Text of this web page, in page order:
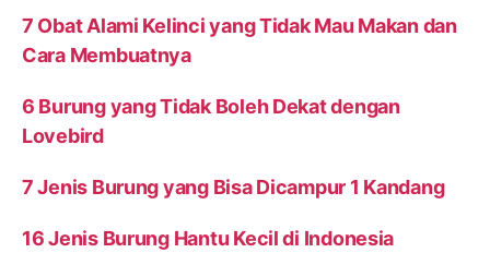
7 Obat Alami Kelinci yang Tidak Mau Makan dan
Cara Membuatnya
6 Burung yang Tidak Boleh Dekat dengan
Lovebird
7 Jenis Burung yang Bisa Dicampur 1 Kandang
16 Jenis Burung Hantu Kecil di Indonesia